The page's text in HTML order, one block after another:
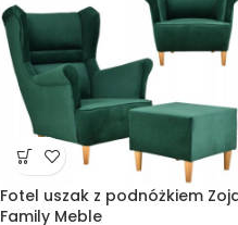
Fotel uszak z podnóżkiem
Family Meble